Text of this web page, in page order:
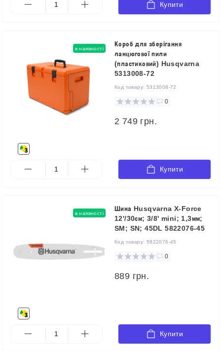
Купити
в наявності
Короб для зберігання
ланцюгової пили
(пластиковий) Husqvarna
5313008-72
Код товару: 5313008-72
0
2 749 грн.
Купити
в наявності
Шина Husqvarna X-Force
12'/30см; 3/8' mini; 1,3мм;
SM; SN; 45DL 5822076-45
Код товару: 5822076-45
0
889 грн.
Купити